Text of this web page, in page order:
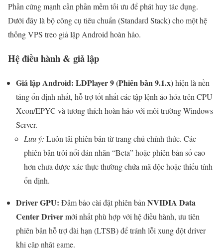
Phần cứng mạnh cần phần mềm tối ưu để phát huy tác dụng.
Dưới đây là bộ công cụ tiêu chuẩn (Standard Stack) cho một hệ
thống VPS treo giả lập Android hoàn hảo.
Hệ điều hành & giả lập
Giả lập Android: LDPlayer 9 (Phiên bản 9.1.x)hiện là nền
tảng ổn định nhất, hỗ trợ tốt nhất các tập lệnh ảo hóa trên CPU
Xeon/EPYC và tương thích hoàn hảo với môi trường Windows
Server.
Lưu ý: Luôn tải phiên bản từ trang chủ chính thức. Các
phiên bản trôi nổi dán nhãn “Beta” hoặc phiên bản số cao
hơn chưa được xác thực thường chứa mã độc hoặc thiếu tính
ổn định.
Driver GPU: Đảm bảo cài đặt phiên bản NVIDIA Data
Center Drivermới nhất phù hợp với hệ điều hành, ưu tiên
phiên bản hỗ trợ dài hạn (LTSB) để tránh lỗi xung đột driver
khi cập nhật game.